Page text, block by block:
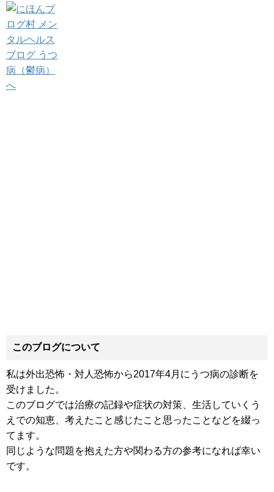
このブログについて
私は外出恐怖・対人恐怖から2017年4月にうつ病の診断を
受けました。
このブログでは治療の記録や症状の対策、生活していくう
えでの知恵、考えたこと感じたこと思ったことなどを綴っ
てます。
同じような問題を抱えた方や関わる方の参考になれば幸い
です。